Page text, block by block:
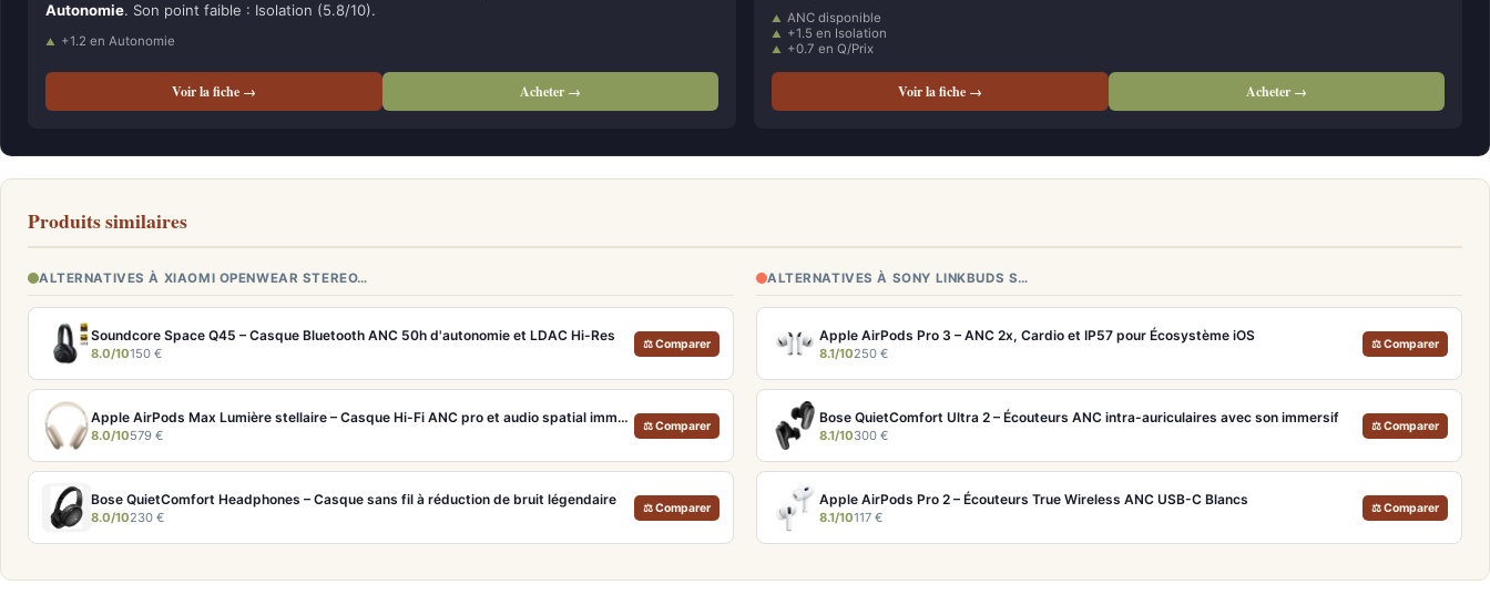
Autonomie. Son point faible : Isolation (5.8/10).
+1.2 en Autonomie
Voir la fiche → Acheter →
ANC disponible
+1.5 en Isolation
+0.7 en Q/Prix
Voir la fiche → Acheter →
Produits similaires
ALTERNATIVES À XIAOMI OPENWEAR STEREO…
Soundcore Space Q45 – Casque Bluetooth ANC 50h d'autonomie et LDAC Hi-Res
8.0/10150 €
⚖ Comparer
Apple AirPods Max Lumière stellaire – Casque Hi-Fi ANC pro et audio spatial immersif
8.0/10579 €
⚖ Comparer
Bose QuietComfort Headphones – Casque sans fil à réduction de bruit légendaire
8.0/10230 €
⚖ Comparer
ALTERNATIVES À SONY LINKBUDS S…
Apple AirPods Pro 3 – ANC 2x, Cardio et IP57 pour Écosystème iOS
8.1/10250 €
⚖ Comparer
Bose QuietComfort Ultra 2 – Écouteurs ANC intra-auriculaires avec son immersif
8.1/10300 €
⚖ Comparer
Apple AirPods Pro 2 – Écouteurs True Wireless ANC USB-C Blancs
8.1/10117 €
⚖ Comparer